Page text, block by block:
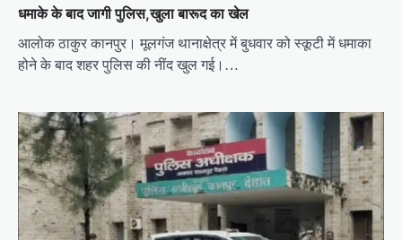
धमाके के बाद जागी पुलिस,खुला बारूद का खेल
आलोक ठाकुर कानपुर। मूलगंज थानाक्षेत्र में बुधवार को स्कूटी में धमाका
होने के बाद शहर पुलिस की नींद खुल गई।…